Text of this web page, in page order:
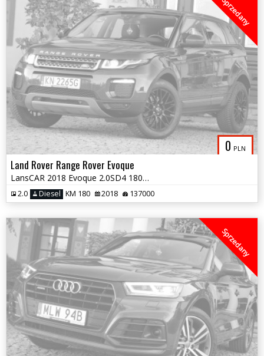
0 PLN
Sprzedany
Land Rover Range Rover Evoque
LansCAR 2018 Evoque 2.0SD4 180KM Dynamic NaviSkóraKameraXenonPdcLed F1
2.0 Diesel KM 180 2018 137000
Sprzedany